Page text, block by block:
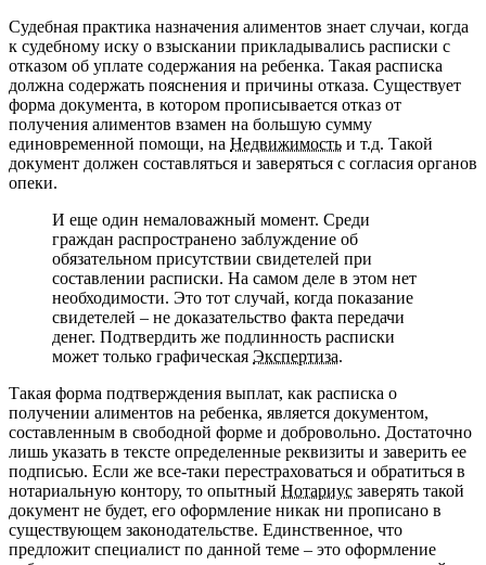
Судебная практика назначения алиментов знает случаи, когда
к судебному иску о взыскании прикладывались расписки с
отказом об уплате содержания на ребенка. Такая расписка
должна содержать пояснения и причины отказа. Существует
форма документа, в котором прописывается отказ от
получения алиментов взамен на большую сумму
единовременной помощи, на Недвижимость и т.д. Такой
документ должен составляться и заверяться с согласия органов
опеки.
И еще один немаловажный момент. Среди
граждан распространено заблуждение об
обязательном присутствии свидетелей при
составлении расписки. На самом деле в этом нет
необходимости. Это тот случай, когда показание
свидетелей – не доказательство факта передачи
денег. Подтвердить же подлинность расписки
может только графическая Экспертиза.
Такая форма подтверждения выплат, как расписка о
получении алиментов на ребенка, является документом,
составленным в свободной форме и добровольно. Достаточно
лишь указать в тексте определенные реквизиты и заверить ее
подписью. Если же все-таки перестраховаться и обратиться в
нотариальную контору, то опытный Нотариус заверять такой
документ не будет, его оформление никак ни прописано в
существующем законодательстве. Единственное, что
предложит специалист по данной теме – это оформление